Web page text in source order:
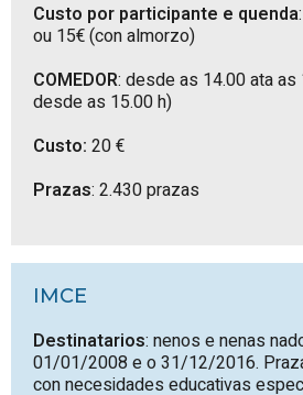
Custo por participante e quenda
ou 15€ (con almorzo)
COMEDOR: desde as 14.00 ata
desde as 15.00 h)
Custo: 20 €
Prazas: 2.430 prazas
IMCE
Destinatarios: nenos e nenas
01/01/2008 e o 31/12/2016.
con necesidades educativas